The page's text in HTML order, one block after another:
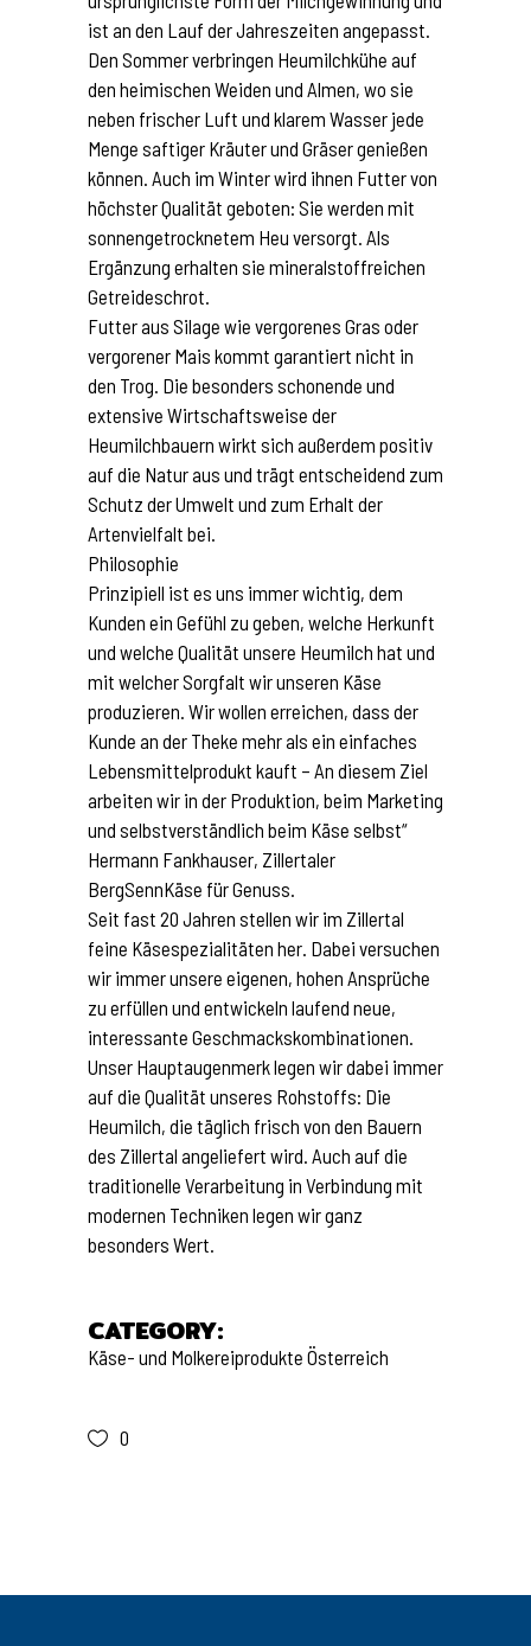
ist an den Lauf der Jahreszeiten angepasst.
Den Sommer verbringen Heumilchkühe auf
den heimischen Weiden und Almen, wo sie
neben frischer Luft und klarem Wasser jede
Menge saftiger Kräuter und Gräser genießen
können. Auch im Winter wird ihnen Futter von
höchster Qualität geboten: Sie werden mit
sonnengetrocknetem Heu versorgt. Als
Ergänzung erhalten sie mineralstoffreichen
Getreideschrot.
Futter aus Silage wie vergorenes Gras oder
vergorener Mais kommt garantiert nicht in
den Trog. Die besonders schonende und
extensive Wirtschaftsweise der
Heumilchbauern wirkt sich außerdem positiv
auf die Natur aus und trägt entscheidend zum
Schutz der Umwelt und zum Erhalt der
Artenvielfalt bei.
Philosophie
Prinzipiell ist es uns immer wichtig, dem
Kunden ein Gefühl zu geben, welche Herkunft
und welche Qualität unsere Heumilch hat und
mit welcher Sorgfalt wir unseren Käse
produzieren. Wir wollen erreichen, dass der
Kunde an der Theke mehr als ein einfaches
Lebensmittelprodukt kauft – An diesem Ziel
arbeiten wir in der Produktion, beim Marketing
und selbstverständlich beim Käse selbst“
Hermann Fankhauser, Zillertaler
BergSennKäse für Genuss.
Seit fast 20 Jahren stellen wir im Zillertal
feine Käsespezialitäten her. Dabei versuchen
wir immer unsere eigenen, hohen Ansprüche
zu erfüllen und entwickeln laufend neue,
interessante Geschmackskombinationen.
Unser Hauptaugenmerk legen wir dabei immer
auf die Qualität unseres Rohstoffs: Die
Heumilch, die täglich frisch von den Bauern
des Zillertal angeliefert wird. Auch auf die
traditionelle Verarbeitung in Verbindung mit
modernen Techniken legen wir ganz
besonders Wert.
CATEGORY:
Käse- und Molkereiprodukte Österreich
0